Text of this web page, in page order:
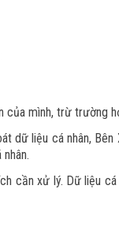
mình, trừ trường
dữ liệu cá nhân,
cần xử lý. Dữ liệu